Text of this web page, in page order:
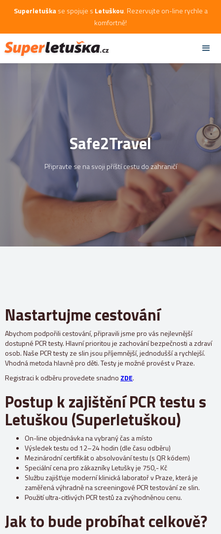
Superletuškase spojuje s Letuškou. Rezervujte on-line rychle a
komfortně!
Safe2Travel
Připravte se na svoji příští cestu do zahraničí
Nastartujme cestování
Abychom podpořili cestování, připravili jsme pro vás nejlevnější
dostupné PCR testy. Hlavní prioritou je zachování bezpečnosti a zdraví
osob. Naše PCR testy ze slin jsou příjemnější, jednodušší a rychlejší.
Vhodná metoda hlavně pro děti. Testy je možné provést v Praze.
Registraci k odběru provedete snadno ZDE.
Postup k zajištění PCR testu s
Letuškou (Superletuškou)
On-line objednávka na vybraný čas a místo
Výsledek testu od 12–24 hodin (dle času odběru)
Mezinárodní certifikát o absolvování testu (s QR kódem)
Speciální cena pro zákazníky Letušky je 750,- Kč
Službu zajišťuje moderní klinická laboratoř v Praze, která je
zaměřená výhradně na screeningové PCR testování ze slin.
Použití ultra-citlivých PCR testů za zvýhodněnou cenu.
Jak to bude probíhat celkově?